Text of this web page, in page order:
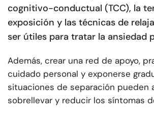
cognitivo-conductual (TCC), la
exposición y las técnicas de
ser útiles para tratar la ansiedad
Además, crear una red de apoyo,
cuidado personal y exponerse
situaciones de separación pueden
sobrellevar y reducir los síntomas